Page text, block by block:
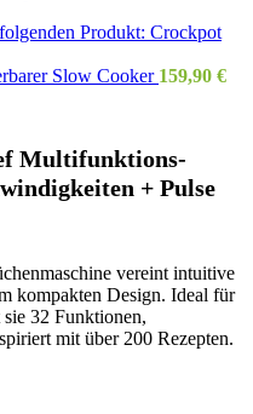
Slow Cooker 159,90 €
Multifunktions-
+ Pulse
vereint intuitive
kompakten Design. Ideal für
32 Funktionen,
mit über 200 Rezepten.